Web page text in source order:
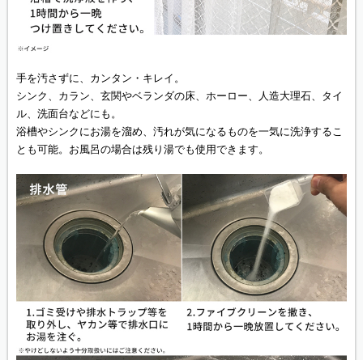
手を汚さずに、カンタン・キレイ。
シンク、カラン、玄関やベランダの床、ホーロー、人造大理石、タイ
ル、洗面台などにも。
浴槽やシンクにお湯を溜め、汚れが気になるものを一気に洗浄するこ
とも可能。お風呂の場合は残り湯でも使用できます。